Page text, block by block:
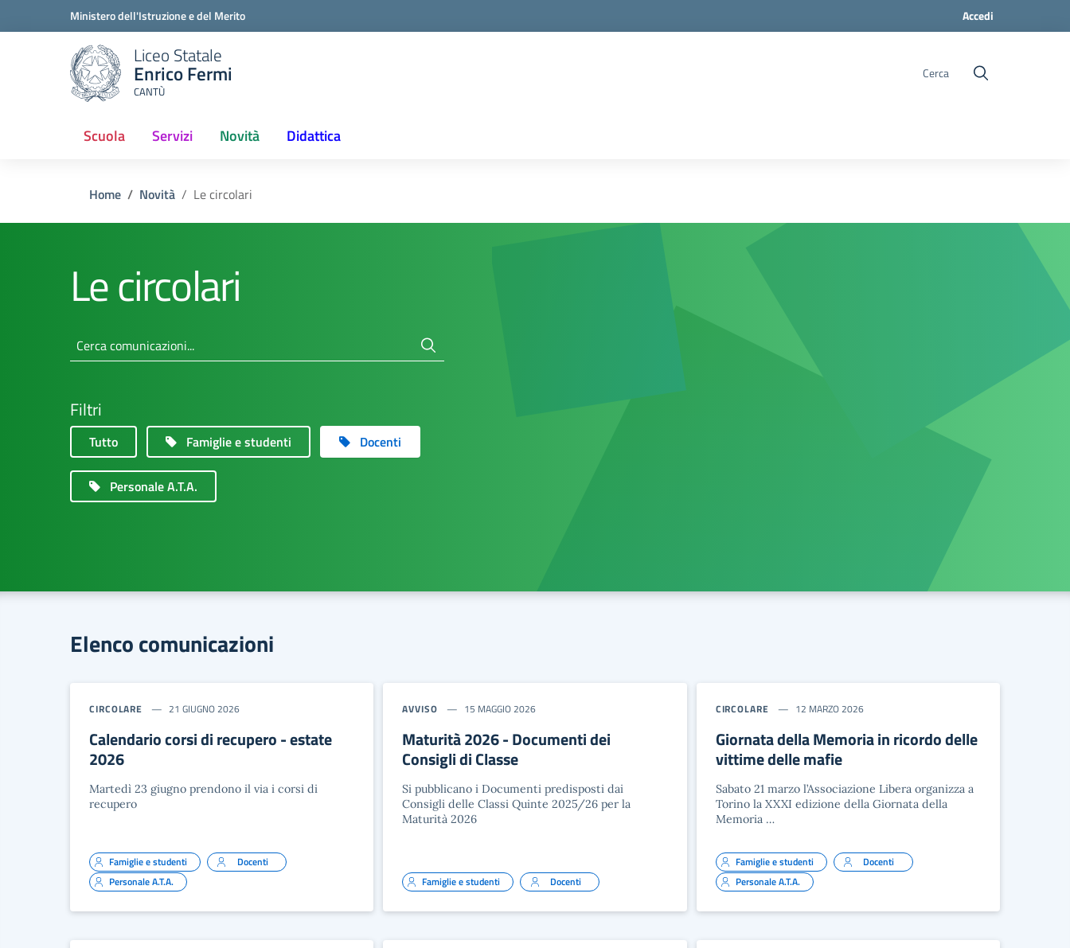
Ministero dell'Istruzione e del Merito Accedi
Liceo Statale
Enrico Fermi
CANTÙ
Cerca
Scuola Servizi Novità
(current) Didattica
Home Novità Le circolari
Le circolari
Cerca comunicazioni...
Filtri
Tutto Famiglie e studenti Docenti
Personale A.T.A.
Elenco comunicazioni
CIRCOLARE 21 GIUGNO 2026
Calendario corsi di recupero - estate
2026
Martedì 23 giugno prendono il via i corsi di
recupero
Famiglie e studenti
Docenti
Personale A.T.A.
AVVISO 15 MAGGIO 2026
Maturità 2026 - Documenti dei
Consigli di Classe
Si pubblicano i Documenti predisposti dai
Consigli delle Classi Quinte 2025/26 per la
Maturità 2026
Famiglie e studenti Docenti
CIRCOLARE 12 MARZO 2026
Giornata della Memoria in ricordo delle
vittime delle mafie
Sabato 21 marzo l’Associazione Libera organizza a
Torino la XXXI edizione della Giornata della
Memoria …
Famiglie e studenti
Docenti
Personale A.T.A.